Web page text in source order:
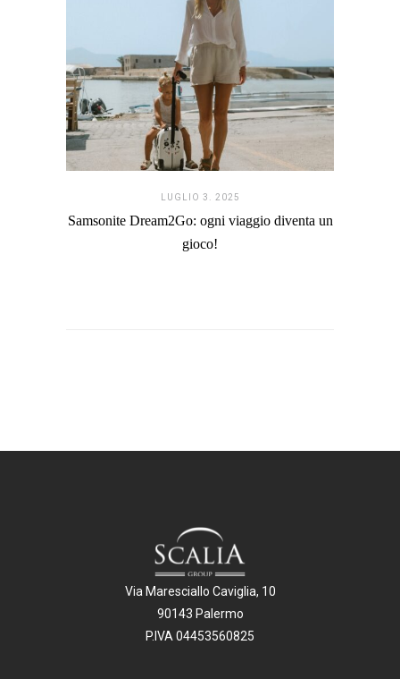
LUGLIO 3. 2025
Samsonite Dream2Go: ogni viaggio diventa un
gioco!
Via Maresciallo Caviglia, 10
90143 Palermo
P.IVA 04453560825